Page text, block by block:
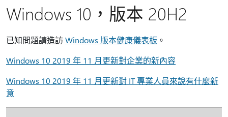
Windows 10，版本 20H2
已知問題請造訪Windows 版本健康儀表板 。
Windows 10 2019 年 11 月更新對企業的新內容
Windows 10 2019 年 11 月更新對 IT 專業人員來說有什麼新
意